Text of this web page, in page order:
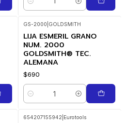
Cantidad
GS-2000 GOLDSMITH
LIJA ESMERIL GRANO
NUM. 2000
GOLDSMITH® TEC.
ALEMANA
$690
Cantidad
654207155942 Eurotools